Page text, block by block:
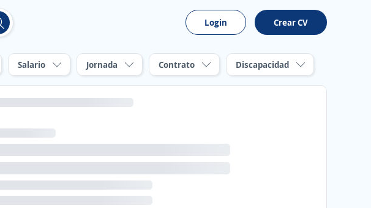
Login Crear CV
Salario Jornada Contrato Discapacidad